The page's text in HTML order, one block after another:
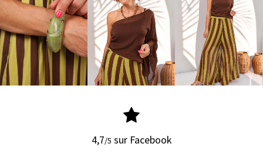
4,7/5 sur Facebook